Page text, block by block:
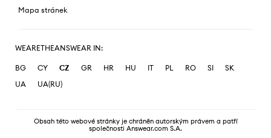
Mapa stránek
WEARETHEANSWEAR IN:
BG CY CZ GR HR HU IT PL RO SI
SK
UA
UA(RU)
Obsah této webové stránky je chráněn autorským právem a patří
společnosti Answear.com S.A.